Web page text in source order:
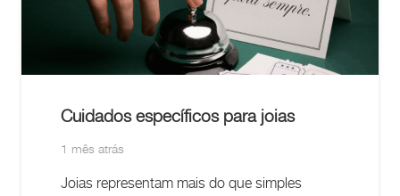
Cuidados específicos para joias
1 mês atrás
Joias representam mais do que simples